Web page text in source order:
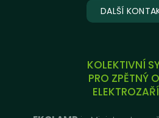
DALŠÍ
KOLEKTIVNÍ
PRO ZPĚTNÝ